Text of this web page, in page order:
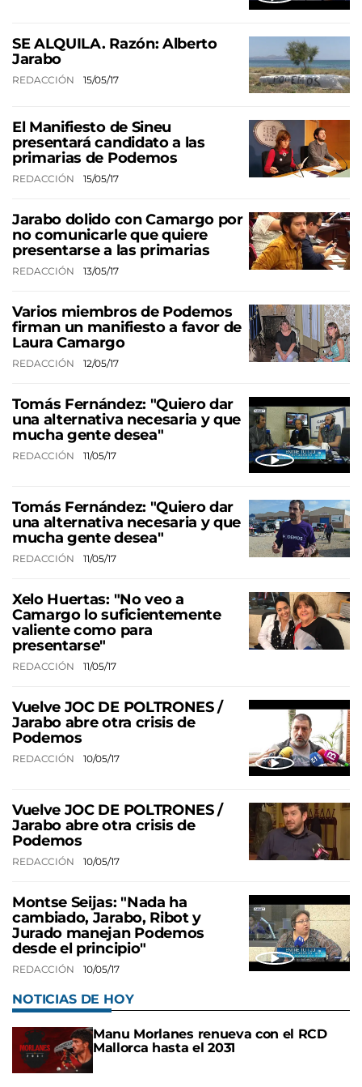
SE ALQUILA. Razón: Alberto
Jarabo
REDACCIÓN 15/05/17
El Manifiesto de Sineu
presentará candidato a las
primarias de Podemos
REDACCIÓN 15/05/17
Jarabo dolido con Camargo por
no comunicarle que quiere
presentarse a las primarias
REDACCIÓN 13/05/17
Varios miembros de Podemos
firman un manifiesto a favor de
Laura Camargo
REDACCIÓN 12/05/17
Tomás Fernández: "Quiero dar
una alternativa necesaria y que
mucha gente desea"
REDACCIÓN 11/05/17
Tomás Fernández: "Quiero dar
una alternativa necesaria y que
mucha gente desea"
REDACCIÓN 11/05/17
Xelo Huertas: "No veo a
Camargo lo suficientemente
valiente como para
presentarse"
REDACCIÓN 11/05/17
Vuelve JOC DE POLTRONES /
Jarabo abre otra crisis de
Podemos
REDACCIÓN 10/05/17
Vuelve JOC DE POLTRONES /
Jarabo abre otra crisis de
Podemos
REDACCIÓN 10/05/17
Montse Seijas: "Nada ha
cambiado, Jarabo, Ribot y
Jurado manejan Podemos
desde el principio"
REDACCIÓN 10/05/17
NOTICIAS DE HOY
Manu Morlanes renueva con el RCD
Mallorca hasta el 2031